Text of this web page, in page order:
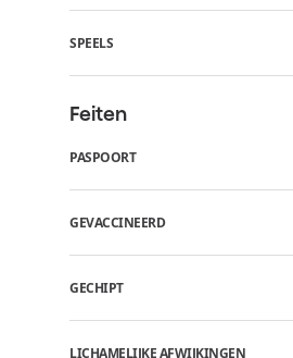
SPEELS
Feiten
PASPOORT
GEVACCINEERD
GECHIPT
LICHAMELIJKE AFWIJKINGEN